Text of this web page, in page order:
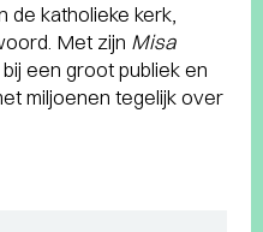
de katholieke kerk,
Met zijn Misa
een groot publiek en
miljoenen tegelijk over